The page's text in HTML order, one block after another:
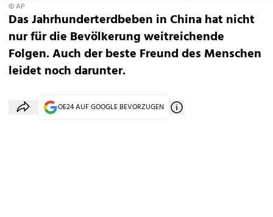
© AP
Das Jahrhunderterdbeben in China hat nicht
nur für die Bevölkerung weitreichende
Folgen. Auch der beste Freund des Menschen
leidet noch darunter.
OE24 AUF GOOGLE BEVORZUGEN